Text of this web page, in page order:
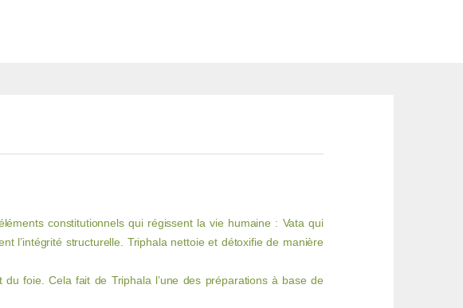
constitutionnels qui régissent la vie humaine : Vata qui
l’intégrité structurelle. Triphala nettoie et détoxifie de manière
foie. Cela fait de Triphala l’une des préparations à base de